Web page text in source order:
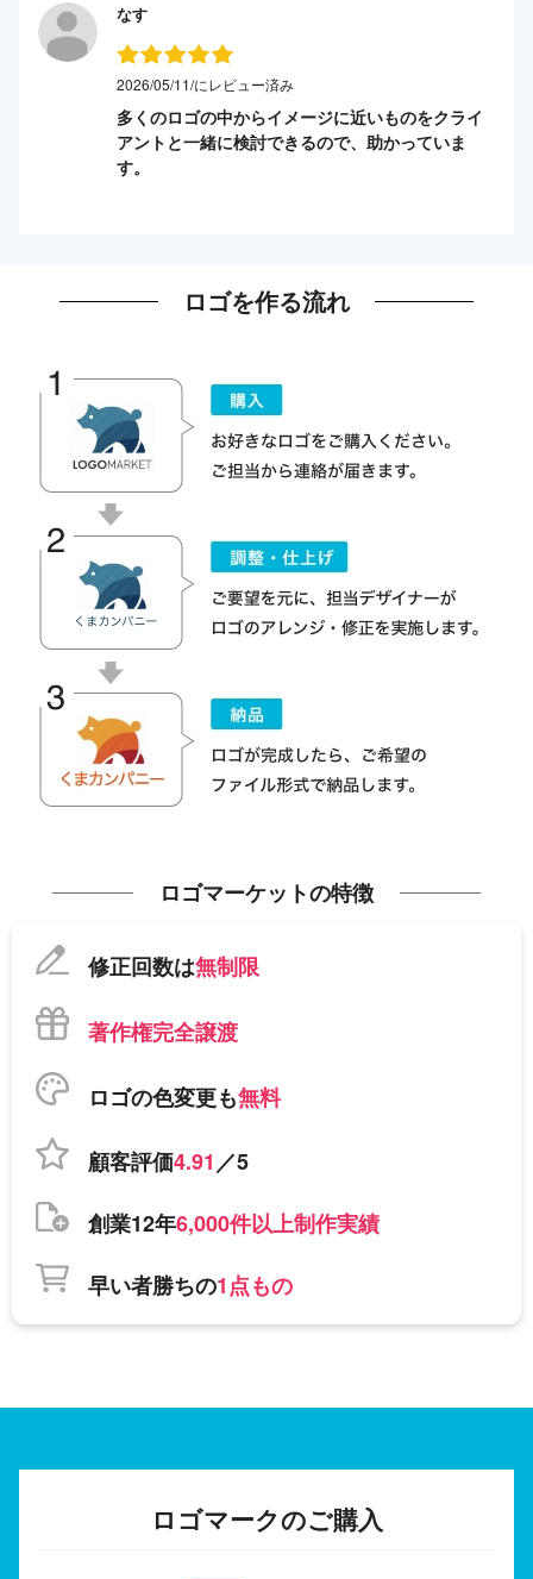
なす
2026/05/11/にレビュー済み
多くのロゴの中からイメージに近いものをクライ
アントと一緒に検討できるので、助かっていま
す。
ロゴを作る流れ
ロゴマーケットの特徴
修正回数は無制限
著作権完全譲渡
ロゴの色変更も無料
顧客評価4.91／5
創業12年6,000件以上制作実績
早い者勝ちの1点もの
ロゴマークのご購入